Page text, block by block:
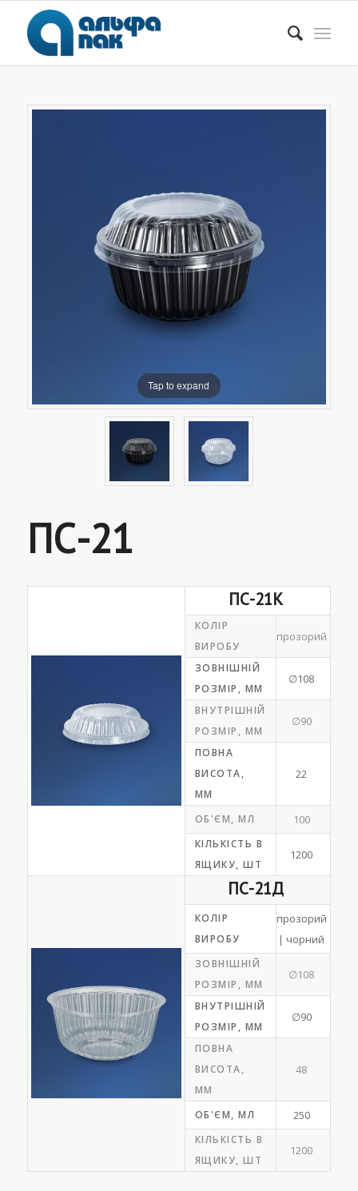
Tap to expand
ПС-21
ПС-21К
КОЛІР
ВИРОБУ
прозорий
ЗОВНІШНІЙ
РОЗМІР, ММ
∅108
ВНУТРІШНІЙ
РОЗМІР, ММ
∅90
ПОВНА
ВИСОТА,
ММ
22
ОБ'ЄМ, МЛ 100
КІЛЬКІСТЬ В
ЯЩИКУ, ШТ
1200
ПС-21Д
КОЛІР
ВИРОБУ
прозорий
| чорний
ЗОВНІШНІЙ
РОЗМІР, ММ
∅108
ВНУТРІШНІЙ
РОЗМІР, ММ
∅90
ПОВНА
ВИСОТА,
ММ
48
ОБ'ЄМ, МЛ 250
КІЛЬКІСТЬ В
ЯЩИКУ, ШТ
1200